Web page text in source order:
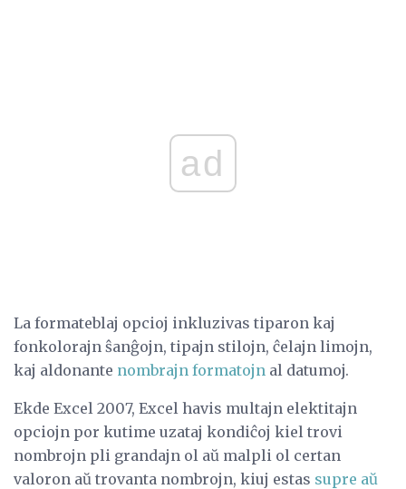
ad
La formateblaj opcioj inkluzivas tiparon kaj
fonkolorajn ŝanĝojn, tipajn stilojn, ĉelajn limojn,
kaj aldonante nombrajn formatojn al datumoj.
Ekde Excel 2007, Excel havis multajn elektitajn
opciojn por kutime uzataj kondiĉoj kiel trovi
nombrojn pli grandajn ol aŭ malpli ol certan
valoron aŭ trovanta nombrojn, kiuj estas supre aŭ